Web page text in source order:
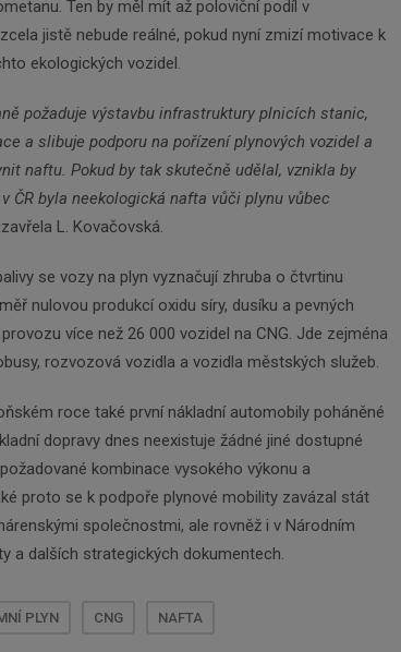
Ten by měl mít až poloviční podíl v
jistě nebude reálné, pokud nyní zmizí motivace k
ekologických vozidel.
požaduje výstavbu infrastruktury plnicích stanic,
a slibuje podporu na pořízení plynových vozidel a
naftu. Pokud by tak skutečně udělal, vznikla by
ČR byla neekologická nafta vůči plynu vůbec
L. Kovačovská.
se vozy na plyn vyznačují zhruba o čtvrtinu
nulovou produkcí oxidu síry, dusíku a pevných
více než 26 000 vozidel na CNG. Jde zejména
rozvozová vozidla a vozidla městských služeb.
roce také první nákladní automobily poháněné
dopravy dnes neexistuje žádné jiné dostupné
kombinace vysokého výkonu a
proto se k podpoře plynové mobility zavázal stát
společnostmi, ale rovněž i v Národním
a dalších strategických dokumentech.
PLYN CNG NAFTA